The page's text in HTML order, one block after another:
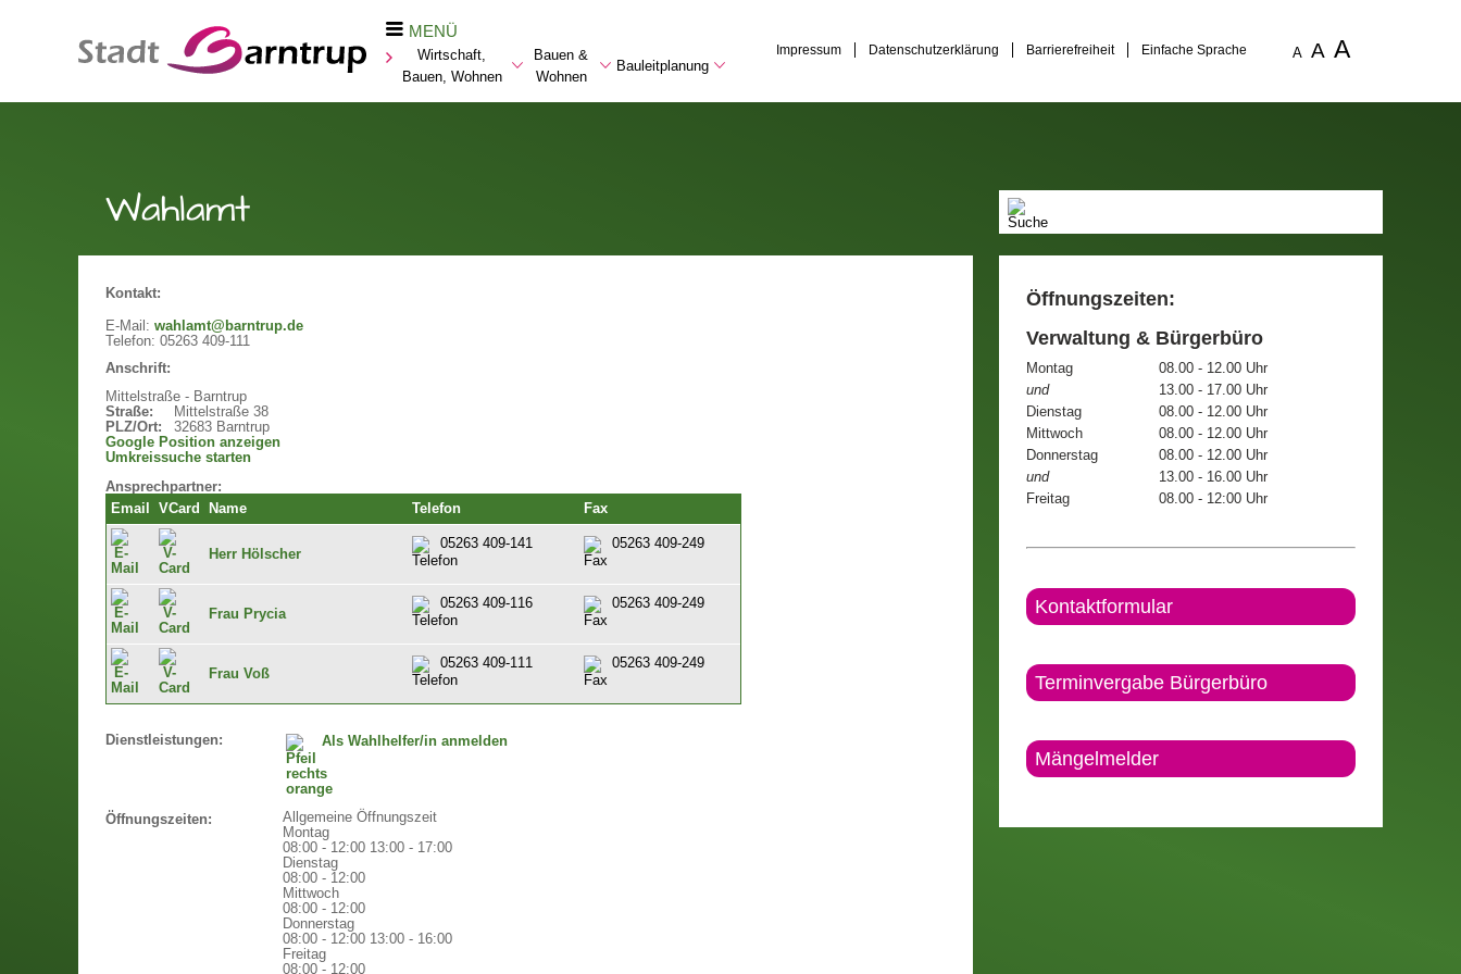
MENÜ
Wirtschaft,
Bauen, Wohnen
Bauen &
Wohnen
Bauleitplanung
Impressum Datenschutzerklärung Barrierefreiheit Einfache Sprache A A A
Wahlamt
Kontakt:
E-Mail: wahlamt@barntrup.de
Telefon: 05263 409-111
Anschrift:
Mittelstraße - Barntrup
Straße:
Mittelstraße 38
PLZ/Ort:
32683 Barntrup
Google Position anzeigen
Umkreissuche starten
Ansprechpartner:
Email
VCard Name Telefon Fax
Herr Hölscher
05263 409-141 05263 409-249
Frau Prycia
05263 409-116 05263 409-249
Frau Voß
05263 409-111 05263 409-249
Dienstleistungen: Als Wahlhelfer/in anmelden
Öffnungszeiten:
Allgemeine Öffnungszeit
Montag
08:00 - 12:00 13:00 - 17:00
Dienstag
08:00 - 12:00
Mittwoch
08:00 - 12:00
Donnerstag
08:00 - 12:00 13:00 - 16:00
Freitag
08:00 - 12:00
Öffnungszeiten:
Verwaltung & Bürgerbüro
Montag
08.00 - 12.00 Uhr
und
13.00 - 17.00 Uhr
Dienstag
08.00 - 12.00 Uhr
Mittwoch
08.00 - 12.00 Uhr
Donnerstag
08.00 - 12.00 Uhr
und
13.00 - 16.00 Uhr
Freitag
08.00 - 12:00 Uhr
Kontaktformular
Terminvergabe Bürgerbüro
Mängelmelder